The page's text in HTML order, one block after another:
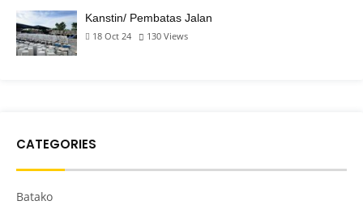
Kanstin/ Pembatas Jalan
18 Oct 24 130 Views
CATEGORIES
Batako